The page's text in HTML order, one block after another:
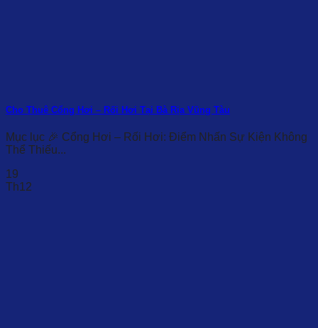
Cho Thuê Cổng Hơi – Rối Hơi Tại Bà Rịa Vũng Tàu
Mục lục 🎉 Cổng Hơi – Rối Hơi: Điểm Nhấn Sự Kiện Không
Thể Thiếu...
19
Th12